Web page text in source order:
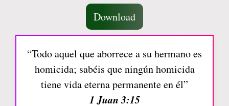
Download
“Todo aquel que aborrece a su hermano es
homicida; sabéis que ningún homicida
tiene vida eterna permanente en él”
1 Juan 3:15